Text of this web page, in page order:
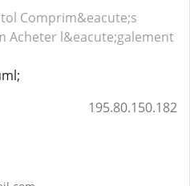
Comprim&eacute;s
Acheter l&eacute;galement
195.80.150.182